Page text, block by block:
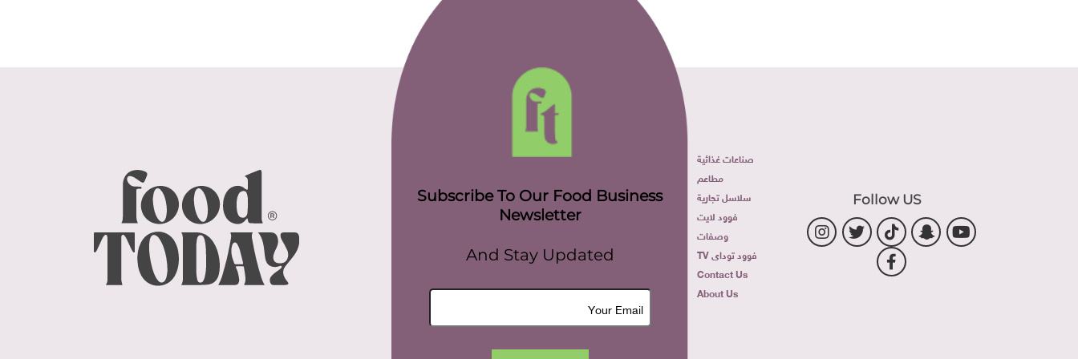
Follow US
صناعات غذائية
مطاعم
سلاسل تجارية
فوود لايت
وصفات
فوود توداى TV
Contact Us
About Us
Subscribe To Our Food Business
Newsletter
And Stay Updated